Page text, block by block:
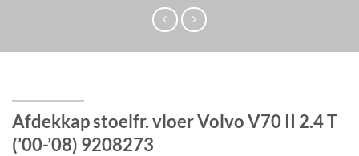
Afdekkap stoelfr. vloer Volvo V70 II 2.4 T
(’00-’08) 9208273